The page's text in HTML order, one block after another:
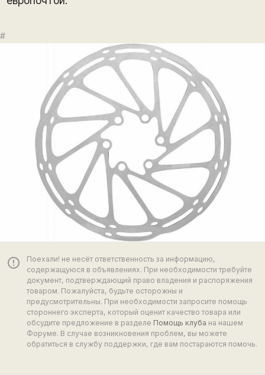
#
error_outline
Поехали! не несёт ответственность за информацию,
содержащуюся в объявлениях. При необходимости требуйте
документ, подтверждающий право владения и распоряжения
товаром. Пожалуйста, будьте осторожны и
предусмотрительны. При необходимости запросите помощь
стороннего эксперта, который оценит качество товара или
обсудите предложение в разделе Помощь клуба на нашем
Форуме. В случае возникновения проблем, вы можете
обратиться в службу поддержки, где вам постараются помочь.